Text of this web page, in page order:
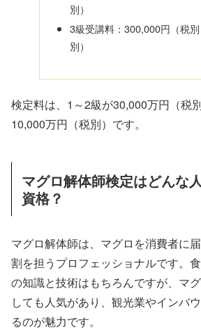
別）
3級受講料：300,000円（税
別）
検定料は、1～2級が30,000万円（税
10,000万円（税別）です。
マグロ解体師検定はどんな
資格？
マグロ解体師は、マグロを消費者に
割を担うプロフェッショナルです。
の知識と技術はもちろんですが、マ
しても人気があり、観光業やインバ
るのが魅力です。